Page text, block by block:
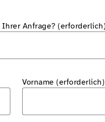
Anfrage?
Vorname (erforderlich)